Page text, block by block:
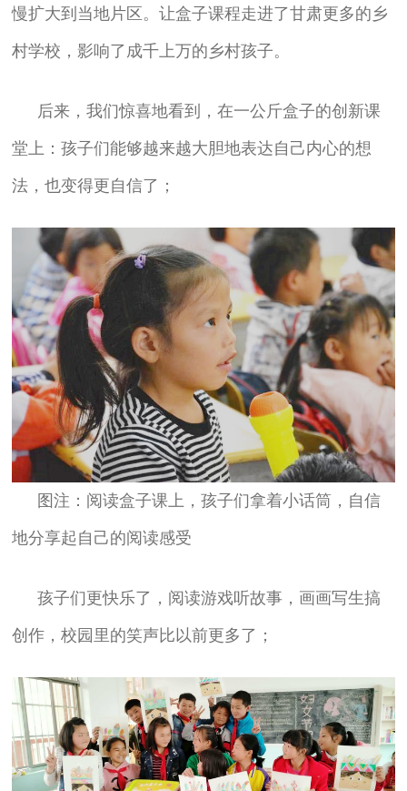
慢扩大到当地片区。让盒子课程走进了甘肃更多的乡
村学校，影响了成千上万的乡村孩子。
后来，我们惊喜地看到，在一公斤盒子的创新课
堂上：孩子们能够越来越大胆地表达自己内心的想
法，也变得更自信了；
图注：阅读盒子课上，孩子们拿着小话筒，自信
地分享起自己的阅读感受
孩子们更快乐了，阅读游戏听故事，画画写生搞
创作，校园里的笑声比以前更多了；